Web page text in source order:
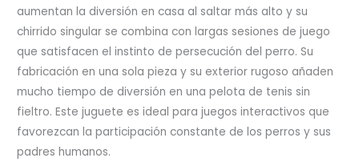
aumentan la diversión en casa al saltar más alto y su
chirrido singular se combina con largas sesiones de juego
que satisfacen el instinto de persecución del perro. Su
fabricación en una sola pieza y su exterior rugoso añaden
mucho tiempo de diversión en una pelota de tenis sin
fieltro. Este juguete es ideal para juegos interactivos que
favorezcan la participación constante de los perros y sus
padres humanos.